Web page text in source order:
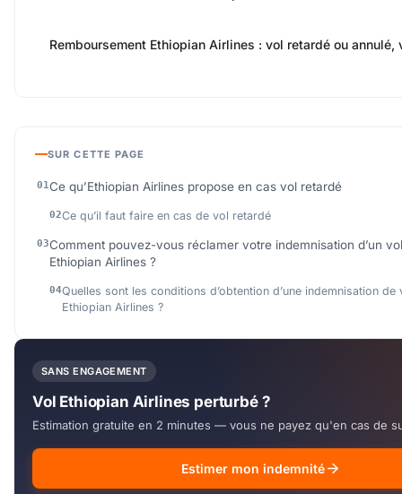
Remboursement Ethiopian Airlines : vol retardé ou annulé,
SUR CETTE PAGE
Ce qu’Ethiopian Airlines propose en cas vol retardé
Ce qu’il faut faire en cas de vol retardé
Comment pouvez-vous réclamer votre indemnisation d’un
Ethiopian Airlines ?
Quelles sont les conditions d’obtention d’une indemnisation de
Ethiopian Airlines ?
SANS ENGAGEMENT
Vol Ethiopian Airlines perturbé ?
Estimation gratuite en 2 minutes — vous ne payez qu'en cas de
Estimer mon indemnité